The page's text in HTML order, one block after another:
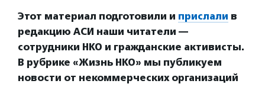
Этот материал подготовили и прислали в
редакцию АСИ наши читатели —
сотрудники НКО и гражданские активисты.
В рубрике «Жизнь НКО» мы публикуем
новости от некоммерческих организаций